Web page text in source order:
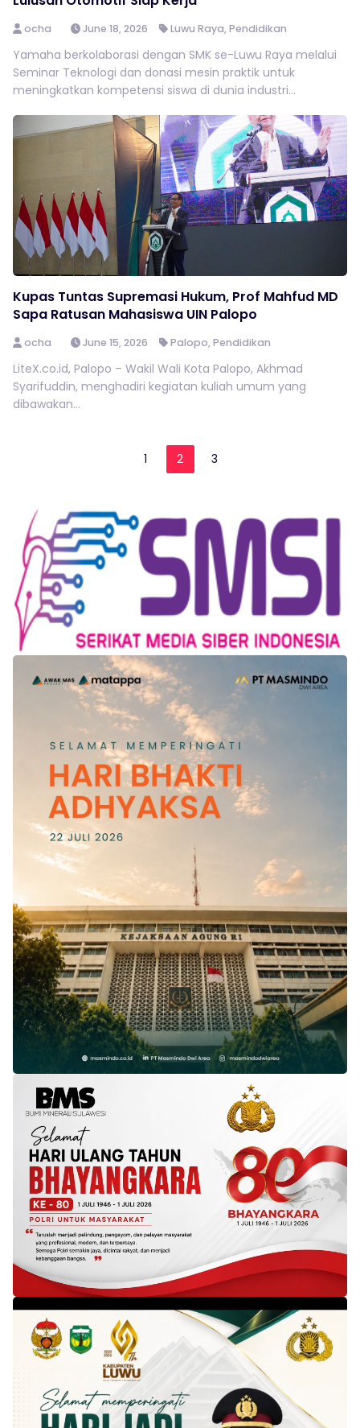
ocha June 18, 2026 Luwu Raya,Pendidikan
Yamaha berkolaborasi dengan SMK se-Luwu Raya melalui
Seminar Teknologi dan donasi mesin praktik untuk
meningkatkan kompetensi siswa di dunia industri...
Kupas Tuntas Supremasi Hukum, Prof Mahfud MD
Sapa Ratusan Mahasiswa UIN Palopo
ocha June 15, 2026 Palopo,Pendidikan
LiteX.co.id, Palopo – Wakil Wali Kota Palopo, Akhmad
Syarifuddin, menghadiri kegiatan kuliah umum yang
dibawakan...
1 2 3